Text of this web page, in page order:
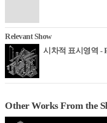
Relevant Show
시차적 표시영역 -
Other Works From the